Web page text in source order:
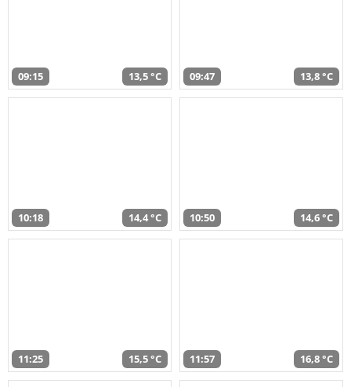
09:15 13,5 °C 09:47 13,8 °C
10:18 14,4 °C 10:50 14,6 °C
11:25 15,5 °C 11:57 16,8 °C